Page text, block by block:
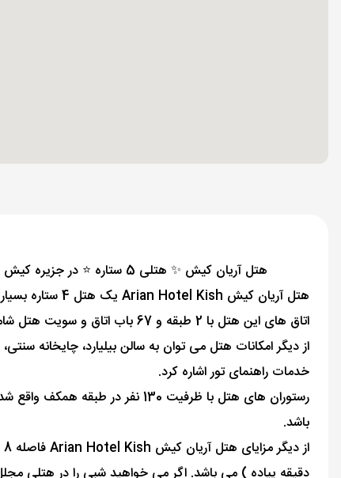
هتل آریان کیش ✨ هتلی 5 ستاره ⭐ در جزیره کیش است اگر قصد خرید تور کیش 🥇 را دارید می توانید اطلاعات، نظرات و تلفن هتل آریان کیش را در این بخش از الفبای سفر بخوانید
هتل آریان کیش Arian Hotel Kish یک هتل 4 ستاره بسیار شیک برای مسافران معمولی و همچنین افرادی که با
اتاق های این هتل با 2 طبقه و 67 باب اتاق و سویت هتل شامل امکاناتی از جمله حمام،یخچال،سیستم اطفا حریق، صندوق امانات ،مبلمان، تلویزیون، تلفن و لوازم بهداشتی می باشد.
از دیگر امکانات هتل می توان به سالن بیلیارد، چايخانه
خدمات راهنمای تور اشاره کرد.
رستوران های هتل با ظرفیت 130
باشد.